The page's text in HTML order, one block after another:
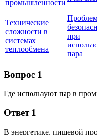
промышленности
Технические
сложности в
системах
теплообмена
при
пара
Вопрос 1
Где используют пар в
Ответ 1
В энергетике, пищевой